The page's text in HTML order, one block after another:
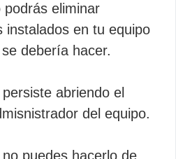
eliminar
instalados en tu equipo
debería hacer.
abriendo el
del equipo.
puedes hacerlo de